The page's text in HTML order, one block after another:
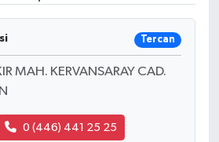
Tercan
MAH. KERVANSARAY CAD.
0 (446) 441 25 25